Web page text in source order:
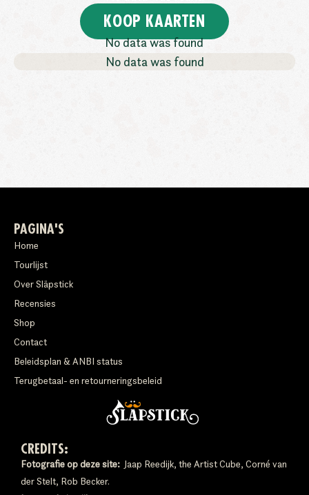
KOOP KAARTEN
No data was found
No data was found
PAGINA'S
Home
Tourlijst
Over Släpstick
Recensies
Shop
Contact
Beleidsplan & ANBI status
Terugbetaal- en retourneringsbeleid
CREDITS:
Fotografie op deze site: Jaap Reedijk, the Artist Cube, Corné van
der Stelt, Rob Becker.